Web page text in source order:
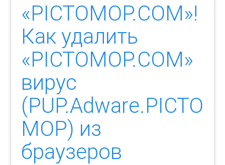
«PICTOMOP.COM»!
Как удалить
«PICTOMOP.COM»
вирус
(PUP.Adware.PICTO
MOP) из
браузеров